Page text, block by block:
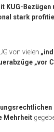
KUG-
stark
von vielen
„vor
Mehrheit